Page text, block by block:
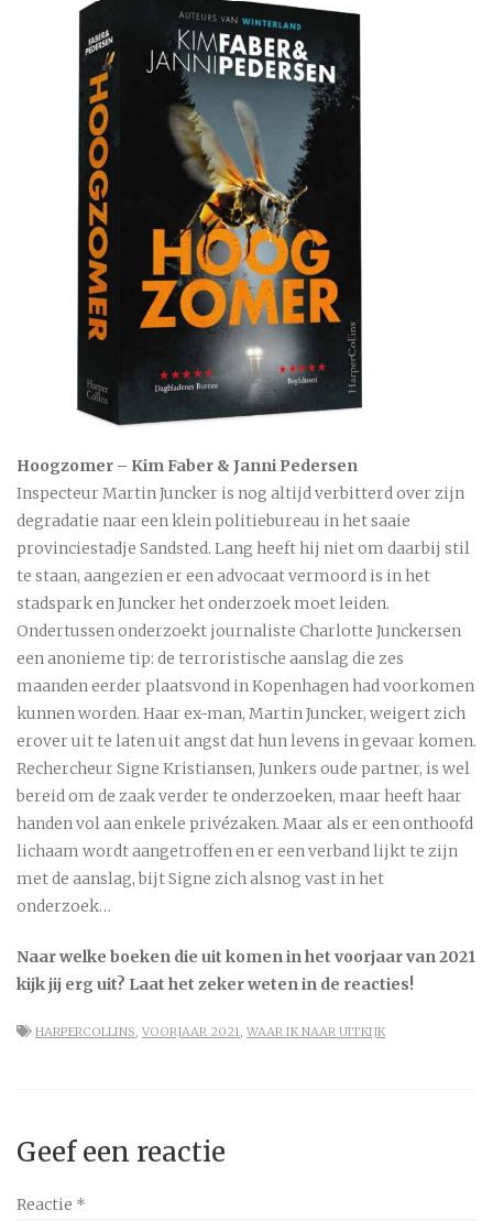
Hoogzomer – Kim Faber & Janni Pedersen
Inspecteur Martin Juncker is nog altijd verbitterd over zijn
degradatie naar een klein politiebureau in het saaie
provinciestadje Sandsted. Lang heeft hij niet om daarbij stil
te staan, aangezien er een advocaat vermoord is in het
stadspark en Juncker het onderzoek moet leiden.
Ondertussen onderzoekt journaliste Charlotte Junckersen
een anonieme tip: de terroristische aanslag die zes
maanden eerder plaatsvond in Kopenhagen had voorkomen
kunnen worden. Haar ex-man, Martin Juncker, weigert zich
erover uit te laten uit angst dat hun levens in gevaar komen.
Rechercheur Signe Kristiansen, Junkers oude partner, is wel
bereid om de zaak verder te onderzoeken, maar heeft haar
handen vol aan enkele privézaken. Maar als er een onthoofd
lichaam wordt aangetroffen en er een verband lijkt te zijn
met de aanslag, bijt Signe zich alsnog vast in het
onderzoek…
Naar welke boeken die uit komen in het voorjaar van 2021
kijk jij erg uit? Laat het zeker weten in de reacties!
HARPERCOLLINS, VOORJAAR 2021, WAAR IK NAAR UITKIJK
Geef een reactie
Reactie *